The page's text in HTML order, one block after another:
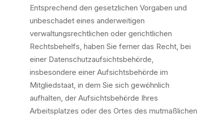
Entsprechend den gesetzlichen Vorgaben und
unbeschadet eines anderweitigen
verwaltungsrechtlichen oder gerichtlichen
Rechtsbehelfs, haben Sie ferner das Recht, bei
einer Datenschutzaufsichtsbehörde,
insbesondere einer Aufsichtsbehörde im
Mitgliedstaat, in dem Sie sich gewöhnlich
aufhalten, der Aufsichtsbehörde Ihres
Arbeitsplatzes oder des Ortes des mutmaßlichen